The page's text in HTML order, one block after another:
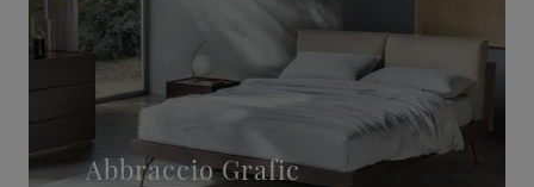
Abbraccio Grafic